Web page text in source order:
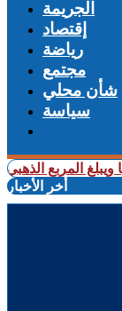
الجريمة
إقتصاد
رياضة
مجتمع
شأن محلي
سياسة
الذهبي لـ«كان
أخر الأخبار